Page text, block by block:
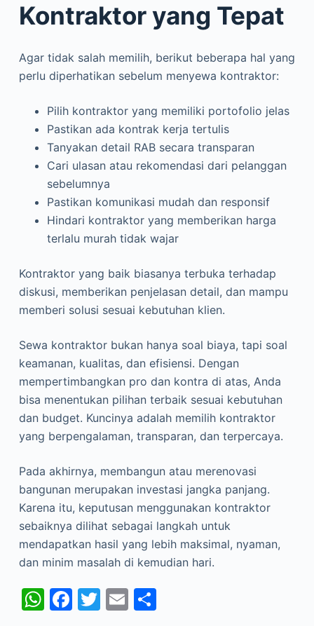
Kontraktor yang Tepat
Agar tidak salah memilih, berikut beberapa hal yang
perlu diperhatikan sebelum menyewa kontraktor:
Pilih kontraktor yang memiliki portofolio jelas
Pastikan ada kontrak kerja tertulis
Tanyakan detail RAB secara transparan
Cari ulasan atau rekomendasi dari pelanggan
sebelumnya
Pastikan komunikasi mudah dan responsif
Hindari kontraktor yang memberikan harga
terlalu murah tidak wajar
Kontraktor yang baik biasanya terbuka terhadap
diskusi, memberikan penjelasan detail, dan mampu
memberi solusi sesuai kebutuhan klien.
Sewa kontraktor bukan hanya soal biaya, tapi soal
keamanan, kualitas, dan efisiensi. Dengan
mempertimbangkan pro dan kontra di atas, Anda
bisa menentukan pilihan terbaik sesuai kebutuhan
dan budget. Kuncinya adalah memilih kontraktor
yang berpengalaman, transparan, dan terpercaya.
Pada akhirnya, membangun atau merenovasi
bangunan merupakan investasi jangka panjang.
Karena itu, keputusan menggunakan kontraktor
sebaiknya dilihat sebagai langkah untuk
mendapatkan hasil yang lebih maksimal, nyaman,
dan minim masalah di kemudian hari.
W F T E S